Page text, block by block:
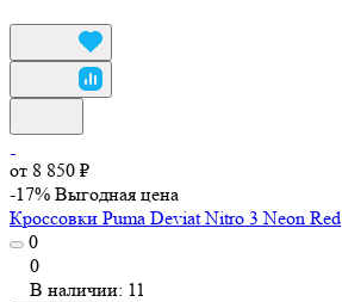
от 8 850 ₽
-17% Выгодная цена
Кроссовки Puma Deviat Nitro 3 Neon Red
0
0
В наличии: 11